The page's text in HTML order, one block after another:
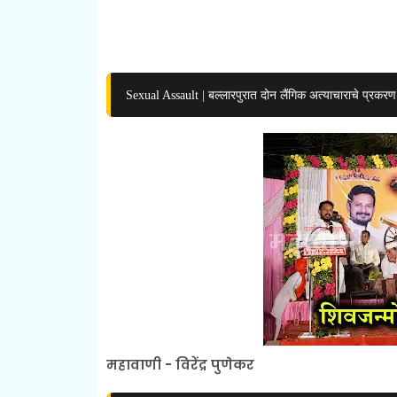
Sexual Assault | बल्लारपुरात दोन लैंगिक अत्याचाराचे प्रकरण
महावाणी - विरेंद्र पुणेकर